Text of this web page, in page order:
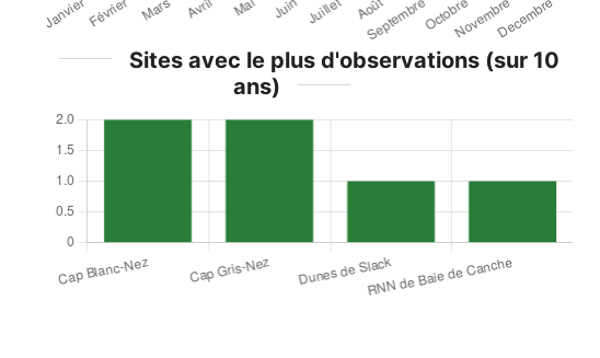
Sites avec le plus d'observations (sur 10
ans)